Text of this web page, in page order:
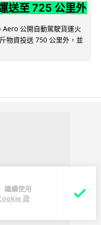
繼續使用
政
送至 725 公里外
Aero 公開自動駕駛貨運火
物資投送 750 公里外，並